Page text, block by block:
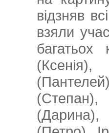
відзняв
взяли
багатьох